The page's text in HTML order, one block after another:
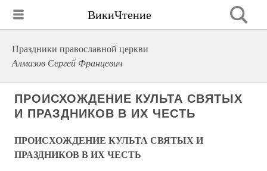
ВикиЧтение
Праздники православной церкви
Алмазов Сергей Францевич
ПРОИСХОЖДЕНИЕ КУЛЬТА СВЯТЫХ
И ПРАЗДНИКОВ В ИХ ЧЕСТЬ
ПРОИСХОЖДЕНИЕ КУЛЬТА СВЯТЫХ И
ПРАЗДНИКОВ В ИХ ЧЕСТЬ